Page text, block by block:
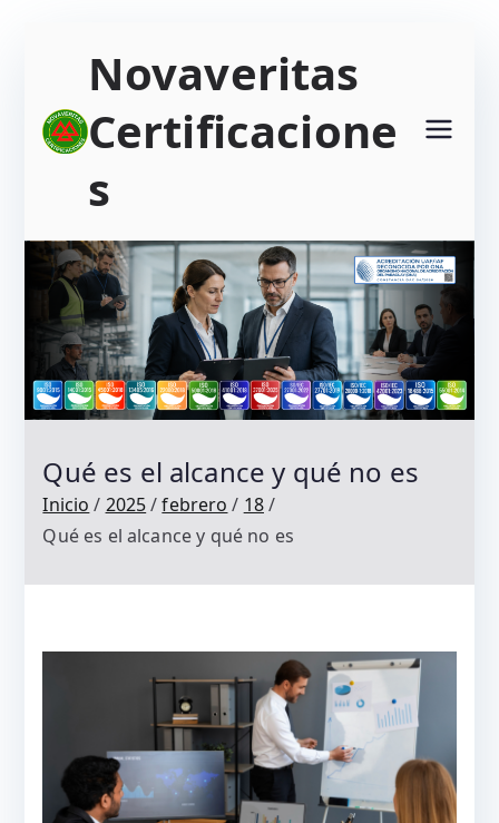
Novaveritas
Certificacione
s
Qué es el alcance y qué no es
Inicio 2025 febrero
18
Qué es el alcance y qué no es